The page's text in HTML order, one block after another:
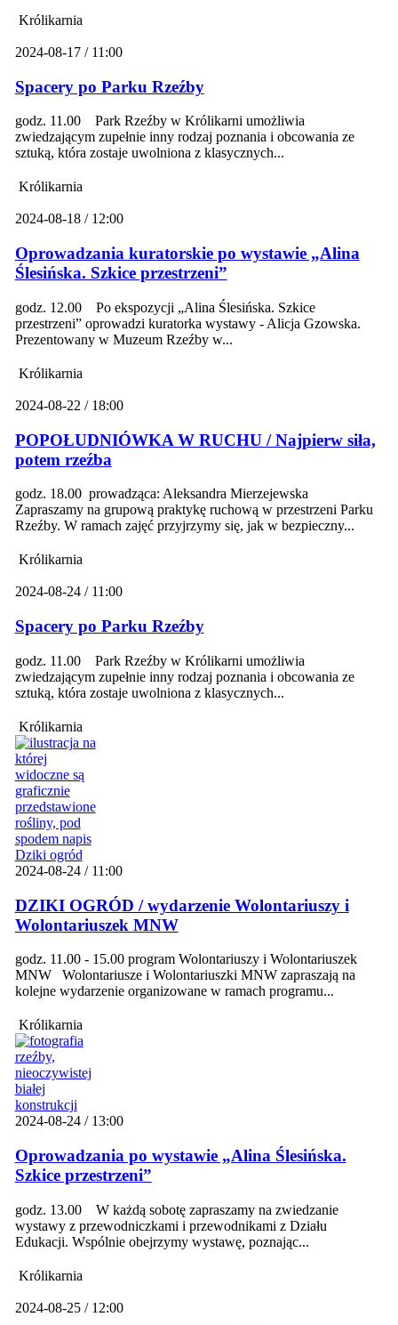
Królikarnia
2024-08-17 / 11:00
Spacery po Parku Rzeźby
godz. 11.00 Park Rzeźby w Królikarni umożliwia
zwiedzającym zupełnie inny rodzaj poznania i obcowania ze
sztuką, która zostaje uwolniona z klasycznych...
Królikarnia
2024-08-18 / 12:00
Oprowadzania kuratorskie po wystawie „Alina
Ślesińska. Szkice przestrzeni”
godz. 12.00 Po ekspozycji „Alina Ślesińska. Szkice
przestrzeni” oprowadzi kuratorka wystawy - Alicja Gzowska.
Prezentowany w Muzeum Rzeźby w...
Królikarnia
2024-08-22 / 18:00
POPOŁUDNIÓWKA W RUCHU / Najpierw siła,
potem rzeźba
godz. 18.00 prowadząca: Aleksandra Mierzejewska
Zapraszamy na grupową praktykę ruchową w przestrzeni Parku
Rzeźby. W ramach zajęć przyjrzymy się, jak w bezpieczny...
Królikarnia
2024-08-24 / 11:00
Spacery po Parku Rzeźby
godz. 11.00 Park Rzeźby w Królikarni umożliwia
zwiedzającym zupełnie inny rodzaj poznania i obcowania ze
sztuką, która zostaje uwolniona z klasycznych...
Królikarnia
2024-08-24 / 11:00
DZIKI OGRÓD / wydarzenie Wolontariuszy i
Wolontariuszek MNW
godz. 11.00 - 15.00 program Wolontariuszy i Wolontariuszek
MNW Wolontariusze i Wolontariuszki MNW zapraszają na
kolejne wydarzenie organizowane w ramach programu...
Królikarnia
2024-08-24 / 13:00
Oprowadzania po wystawie „Alina Ślesińska.
Szkice przestrzeni”
godz. 13.00 W każdą sobotę zapraszamy na zwiedzanie
wystawy z przewodniczkami i przewodnikami z Działu
Edukacji. Wspólnie obejrzymy wystawę, poznając...
Królikarnia
2024-08-25 / 12:00